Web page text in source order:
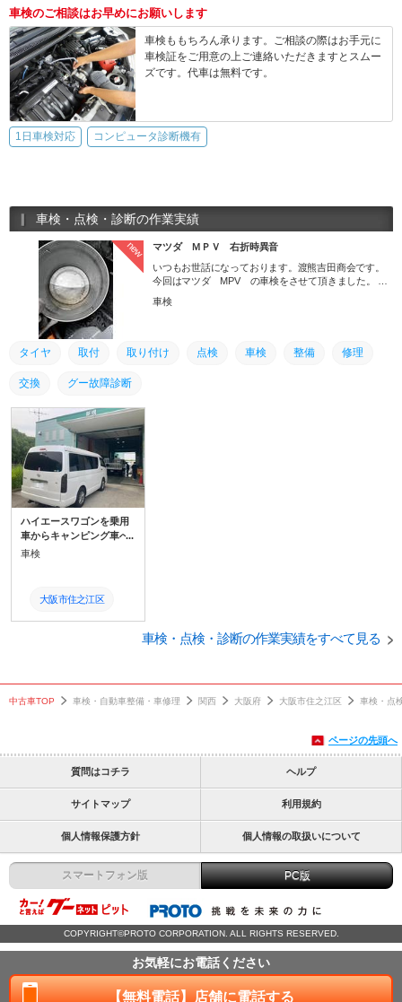
車検のご相談はお早めにお願いします
車検ももちろん承ります。ご相談の際はお手元に
車検証をご用意の上ご連絡いただきますとスムー
ズです。代車は無料です。
1日車検対応 コンピュータ診断機有
車検・点検・診断の作業実績
new
マツダ ＭＰＶ 右折時異音
いつもお世話になっております。渡熊吉田商会です。
今回はマツダ MPV の車検をさせて頂きました。 車
異音がすると ご相談を頂きました。異音の原因を調べ
て 試走していたのでエアコンをオフにして試走すると
異音が消えて原因を 見つけたので修理させていただき
車検
タイヤ 取付 取り付け 点検 車検 整備 修理
交換 グー故障診断
ハイエースワゴンを乗用
車からキャンピング車へ
の変更を行いました。 20
で、シンクの高さをおさ
えることにより室内120c
mでもキャンピング車へ
ましたが、キャンピング
となりました。
車検
大阪市住之江区
整備
車検
車検・点検・診断の作業実績をすべて見る
中古車TOP 車検・自動車整備・車修理 関西 大阪府 大阪市住之江区 車検・点
お気軽にお電話ください
【無料電話】店舗に電話する
ページの先頭へ
質問はコチラ ヘルプ
サイトマップ 利用規約
個人情報保護方針 個人情報の取扱いについて
スマートフォン版 PC版
COPYRIGHT©PROTO CORPORATION. ALL RIGHTS RESERVED.